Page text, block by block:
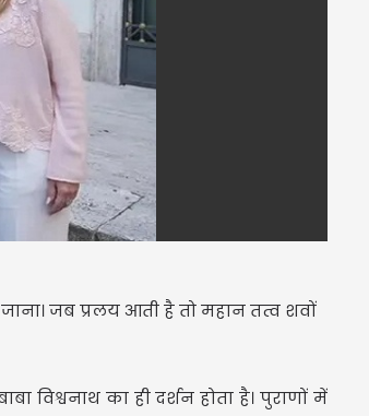
जब प्रलय आती है तो महान तत्व शवों
विश्वनाथ का ही दर्शन होता है। पुराणों में